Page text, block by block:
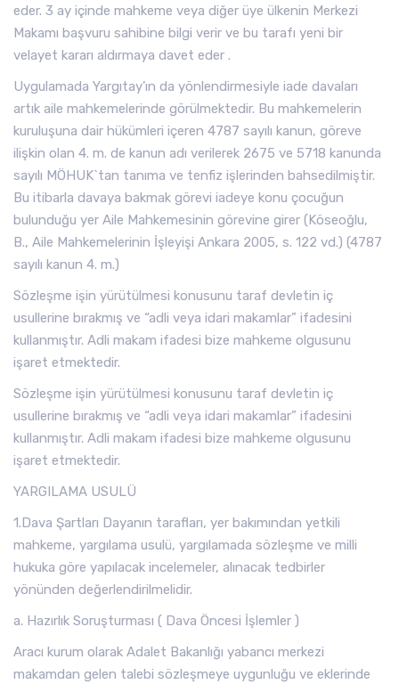
eder. 3 ay içinde mahkeme veya diğer üye ülkenin Merkezi
Makamı başvuru sahibine bilgi verir ve bu tarafı yeni bir
velayet kararı aldırmaya davet eder .
Uygulamada Yargıtay’ın da yönlendirmesiyle iade davaları
artık aile mahkemelerinde görülmektedir. Bu mahkemelerin
kuruluşuna dair hükümleri içeren 4787 sayılı kanun, göreve
ilişkin olan 4. m. de kanun adı verilerek 2675 ve 5718 kanunda
sayılı MÖHUK`tan tanıma ve tenfiz işlerinden bahsedilmiştir.
Bu itibarla davaya bakmak görevi iadeye konu çocuğun
bulunduğu yer Aile Mahkemesinin görevine girer (Köseoğlu,
B., Aile Mahkemelerinin İşleyişi Ankara 2005, s. 122 vd.) (4787
sayılı kanun 4. m.)
Sözleşme işin yürütülmesi konusunu taraf devletin iç
usullerine bırakmış ve “adli veya idari makamlar” ifadesini
kullanmıştır. Adli makam ifadesi bize mahkeme olgusunu
işaret etmektedir.
Sözleşme işin yürütülmesi konusunu taraf devletin iç
usullerine bırakmış ve “adli veya idari makamlar” ifadesini
kullanmıştır. Adli makam ifadesi bize mahkeme olgusunu
işaret etmektedir.
YARGILAMA USULÜ
1.Dava Şartları Dayanın tarafları, yer bakımından yetkili
mahkeme, yargılama usulü, yargılamada sözleşme ve milli
hukuka göre yapılacak incelemeler, alınacak tedbirler
yönünden değerlendirilmelidir.
a. Hazırlık Soruşturması ( Dava Öncesi İşlemler )
Aracı kurum olarak Adalet Bakanlığı yabancı merkezi
makamdan gelen talebi sözleşmeye uygunluğu ve eklerinde